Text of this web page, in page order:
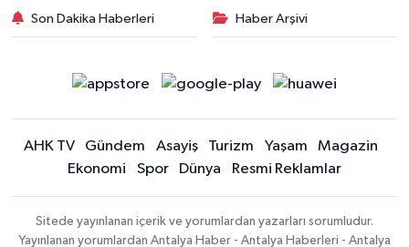
Son Dakika Haberleri Haber Arşivi
AHK TV Gündem Asayiş Turizm Yaşam
Magazin
Ekonomi
Spor Dünya Resmi Reklamlar
Sitede yayınlanan içerik ve yorumlardan yazarları sorumludur.
Yayınlanan yorumlardan Antalya Haber - Antalya Haberleri - Antalya